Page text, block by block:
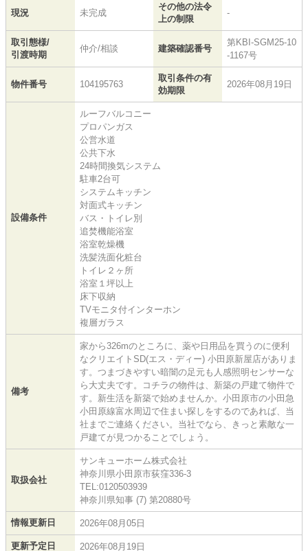
現況 未完成
その他の法令
上の制限
-
取引態様/
引渡時期
仲介/相談 建築確認番号
第KBI-SGM25-10
-1167号
物件番号 104195763
取引条件の有
効期限
2026年08月19日
設備条件
ルーフバルコニー
プロパンガス
公営水道
公共下水
24時間換気システム
駐車2台可
システムキッチン
対面式キッチン
バス・トイレ別
追焚機能浴室
浴室乾燥機
洗髪洗面化粧台
トイレ２ヶ所
浴室１坪以上
床下収納
TVモニタ付インターホン
複層ガラス
備考
家から326mのところに、薬や日用品を買うのに便利
なクリエイトSD(エス・ディー) 小田原新屋店がありま
す。つまづきやすい暗闇の足元も人感照明センサーな
ら大丈夫です。コチラの物件は、新築の戸建て物件で
す。新生活を新築で始めませんか。小田原市の小田急
小田原線富水周辺で住まい探しをするのであれば、当
社までご連絡ください。当社でなら、きっと素敵な一
戸建てが見つかることでしょう。
取扱会社
サンキューホーム株式会社
神奈川県小田原市荻窪336-3
TEL:0120503939
神奈川県知事 (7) 第20880号
情報更新日 2026年08月05日
更新予定日 2026年08月19日